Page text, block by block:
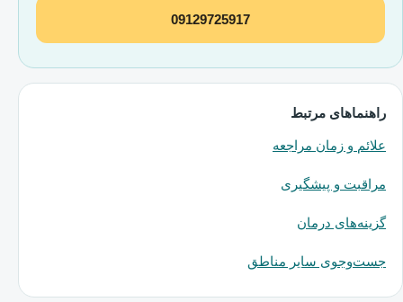
09129725917
راهنماهای مرتبط
علائم و زمان مراجعه
مراقبت و پیشگیری
گزینه‌های درمان
جست‌وجوی سایر مناطق